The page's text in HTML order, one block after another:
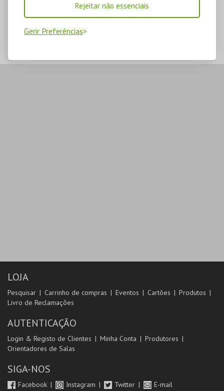
Rejeitar não essenciais
Gerir Preferências
LOJA
Pesquisar Carrinho de compras Eventos Cartões
Produtos
Livro de Reclamações
AUTENTICAÇÃO
Login & Registo de Clientes Minha Conta
Produtores
Orientadores de Salas
SIGA-NOS
Facebook Instagram Twitter E-mail